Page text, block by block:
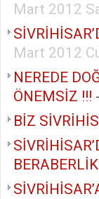
Mart 2012
Mart 2012
NEREDE
ÖNEMSİZ !!! -
BİZ